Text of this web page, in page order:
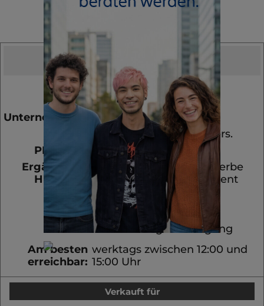
geprüft!
Nummer:
7286
Datum: 03.06.2026
Unternehmensart:
Gleisbausicherung
Sparte(n):
Betriebshaftpflichtvers.
PLZ-Bereich:
451XX
Ergänzende
Hinweise:
Neugründung, eilt, Gewerbe
ist angemeldet, Interessent
benötigt für die
Arbeitsaufnahme eine
entsprechende
Versicherungsbestätigung
Am besten
erreichbar:
werktags zwischen 12:00 und
15:00 Uhr
Verkauft für